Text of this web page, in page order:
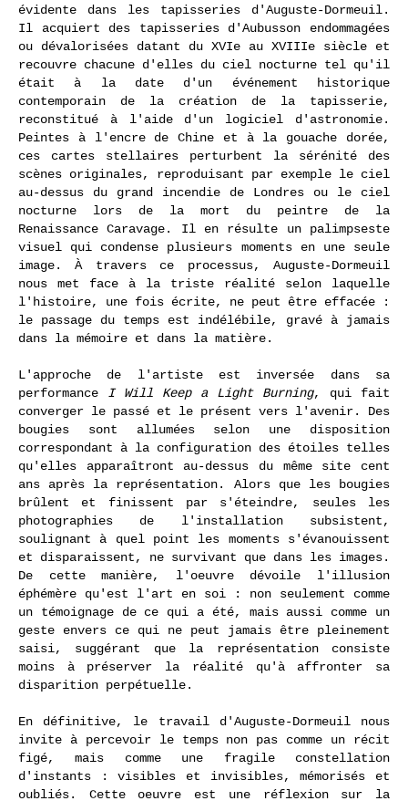
évidente dans les tapisseries d'Auguste-Dormeuil.
Il acquiert des tapisseries d'Aubusson endommagées
ou dévalorisées datant du XVIe au XVIIIe siècle et
recouvre chacune d'elles du ciel nocturne tel qu'il
était à la date d'un événement historique
contemporain de la création de la tapisserie,
reconstitué à l'aide d'un logiciel d'astronomie.
Peintes à l'encre de Chine et à la gouache dorée,
ces cartes stellaires perturbent la sérénité des
scènes originales, reproduisant par exemple le ciel
au-dessus du grand incendie de Londres ou le ciel
nocturne lors de la mort du peintre de la
Renaissance Caravage. Il en résulte un palimpseste
visuel qui condense plusieurs moments en une seule
image. À travers ce processus, Auguste-Dormeuil
nous met face à la triste réalité selon laquelle
l'histoire, une fois écrite, ne peut être effacée :
le passage du temps est indélébile, gravé à jamais
dans la mémoire et dans la matière.
L'approche de l'artiste est inversée dans sa
performance I Will Keep a Light Burning, qui fait
converger le passé et le présent vers l'avenir. Des
bougies sont allumées selon une disposition
correspondant à la configuration des étoiles telles
qu'elles apparaîtront au-dessus du même site cent
ans après la représentation. Alors que les bougies
brûlent et finissent par s'éteindre, seules les
photographies de l'installation subsistent,
soulignant à quel point les moments s'évanouissent
et disparaissent, ne survivant que dans les images.
De cette manière, l'oeuvre dévoile l'illusion
éphémère qu'est l'art en soi : non seulement comme
un témoignage de ce qui a été, mais aussi comme un
geste envers ce qui ne peut jamais être pleinement
saisi, suggérant que la représentation consiste
moins à préserver la réalité qu'à affronter sa
disparition perpétuelle.
En définitive, le travail d'Auguste-Dormeuil nous
invite à percevoir le temps non pas comme un récit
figé, mais comme une fragile constellation
d'instants : visibles et invisibles, mémorisés et
oubliés. Cette oeuvre est une réflexion sur la